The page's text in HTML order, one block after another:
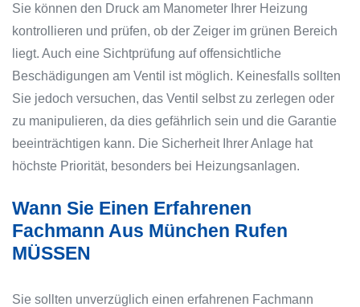
Sie können den Druck am Manometer Ihrer Heizung
kontrollieren und prüfen, ob der Zeiger im grünen Bereich
liegt. Auch eine Sichtprüfung auf offensichtliche
Beschädigungen am Ventil ist möglich. Keinesfalls sollten
Sie jedoch versuchen, das Ventil selbst zu zerlegen oder
zu manipulieren, da dies gefährlich sein und die Garantie
beeinträchtigen kann. Die Sicherheit Ihrer Anlage hat
höchste Priorität, besonders bei Heizungsanlagen.
Wann Sie Einen Erfahrenen
Fachmann Aus München Rufen
MÜSSEN
Sie sollten unverzüglich einen erfahrenen Fachmann